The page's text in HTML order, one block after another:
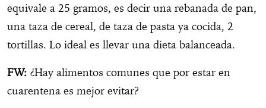
equivale a 25 gramos, es decir una rebanada de pan,
una taza de cereal, de taza de pasta ya cocida, 2
tortillas. Lo ideal es llevar una dieta balanceada.
FW: ¿Hay alimentos comunes que por estar en
cuarentena es mejor evitar?